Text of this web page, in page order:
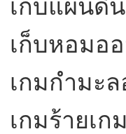
เก็บแผ่นดิ
เก็บหอมอ
เกมกำมะ
เกมร้ายเ